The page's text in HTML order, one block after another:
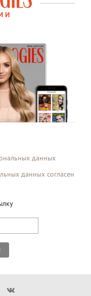
данных
данных согласен